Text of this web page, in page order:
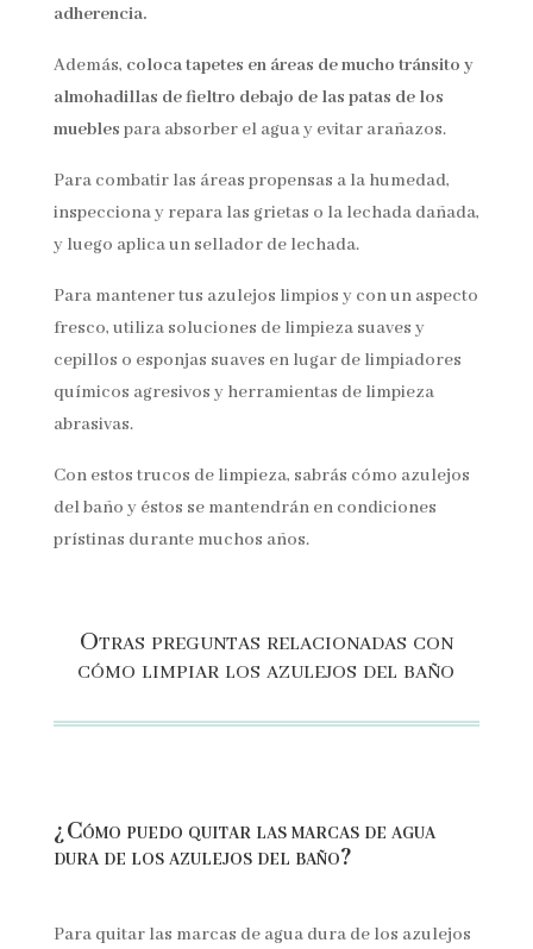
adherencia.
Además, coloca tapetes en áreas de mucho tránsito y
almohadillas de fieltro debajo de las patas de los
muebles para absorber el agua y evitar arañazos.
Para combatir las áreas propensas a la humedad,
inspecciona y repara las grietas o la lechada dañada,
y luego aplica un sellador de lechada.
Para mantener tus azulejos limpios y con un aspecto
fresco, utiliza soluciones de limpieza suaves y
cepillos o esponjas suaves en lugar de limpiadores
químicos agresivos y herramientas de limpieza
abrasivas.
Con estos trucos de limpieza, sabrás cómo azulejos
del baño y éstos se mantendrán en condiciones
prístinas durante muchos años.
Otras preguntas relacionadas con
cómo limpiar los azulejos del baño
¿Cómo puedo quitar las marcas de agua
dura de los azulejos del baño?
Para quitar las marcas de agua dura de los azulejos